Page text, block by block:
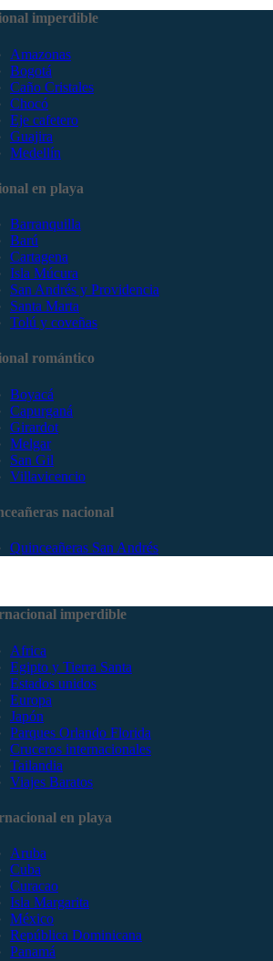
imperdible
Amazonas
Bogotá
Caño Cristales
Chocó
Eje cafetero
Guajira
Medellín
en playa
Barranquilla
Barú
Cartagena
Isla Múcura
San Andrés y Providencia
Santa Marta
Tolú y coveñas
romántico
Boyacá
Capurganá
Girardot
Melgar
San Gil
Villavicencio
nacional
Quinceañeras San Andrés
imperdible
Africa
Egipto y Tierra Santa
Estados unidos
Europa
Japón
Parques Orlando Florida
Cruceros internacionales
Tailandia
Viajes Baratos
en playa
Aruba
Cuba
Curacao
Isla Margarita
México
República Dominicana
Panamá